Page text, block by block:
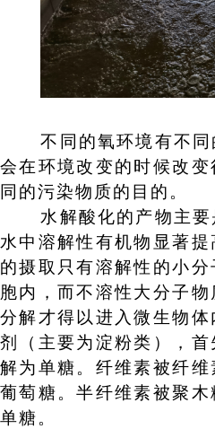
不同的氧环境有不
会在环境改变的时候改
同的污染物质的目的。
水解酸化的产物主
水中溶解性有机物显著
的摄取只有溶解性的小
胞内，而不溶性大分子
分解才得以进入微生物
剂（主要为淀粉类），
解为单糖。纤维素被纤
葡萄糖。半纤维素被聚
单糖。